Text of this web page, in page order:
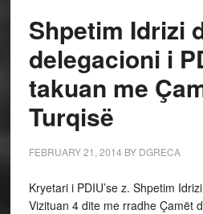
Shpetim Idrizi
delegacioni i
takuan me
Turqisë
FEBRUARY 21, 2014 BY DGRECA
Kryetari i PDIU’se z. Shpetim
Vizituan 4 dite me rradhe Çamët